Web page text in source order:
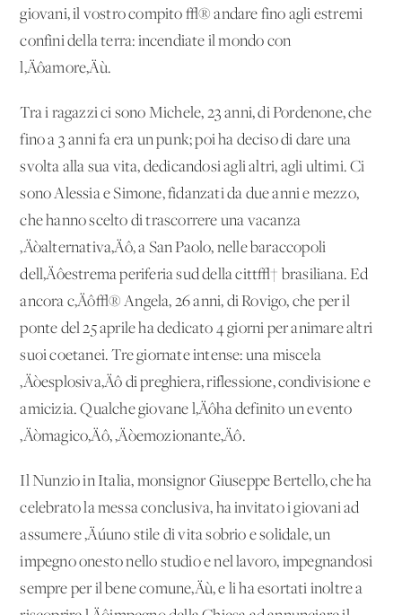
giovani, il vostro compito √® andare fino agli estremi
confini della terra: incendiate il mondo con
l‚Äôamore‚Äù.
Tra i ragazzi ci sono Michele, 23 anni, di Pordenone, che
fino a 3 anni fa era un punk; poi ha deciso di dare una
svolta alla sua vita, dedicandosi agli altri, agli ultimi. Ci
sono Alessia e Simone, fidanzati da due anni e mezzo,
che hanno scelto di trascorrere una vacanza
‚Äòalternativa‚Äô, a San Paolo, nelle baraccopoli
dell‚Äôestrema periferia sud della citt√† brasiliana. Ed
ancora c‚Äô√® Angela, 26 anni, di Rovigo, che per il
ponte del 25 aprile ha dedicato 4 giorni per animare altri
suoi coetanei. Tre giornate intense: una miscela
‚Äòesplosiva‚Äô di preghiera, riflessione, condivisione e
amicizia. Qualche giovane l‚Äôha definito un evento
‚Äòmagico‚Äô, ‚Äòemozionante‚Äô.
Il Nunzio in Italia, monsignor Giuseppe Bertello, che ha
celebrato la messa conclusiva, ha invitato i giovani ad
assumere ‚Äúuno stile di vita sobrio e solidale, un
impegno onesto nello studio e nel lavoro, impegnandosi
sempre per il bene comune‚Äù, e li ha esortati inoltre a